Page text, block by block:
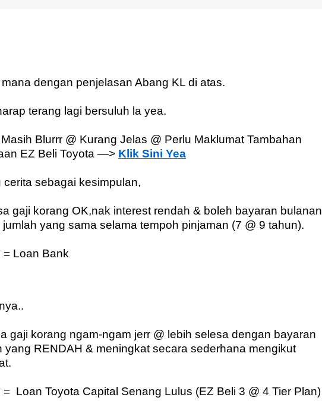
dengan penjelasan Abang KL di atas.
terang lagi bersuluh la yea.
Blurrr @ Kurang Jelas @ Perlu Maklumat Tambahan
EZ Beli Toyota —> Klik Sini Yea
cerita sebagai kesimpulan,
gaji korang OK,nak interest rendah & boleh bayaran bulanan
yang sama selama tempoh pinjaman (7 @ 9 tahun).
= Loan Bank
gaji korang ngam-ngam jerr @ lebih selesa dengan bayaran
yang RENDAH & meningkat secara sederhana mengikut
= Loan Toyota Capital Senang Lulus (EZ Beli 3 @ 4 Tier Plan)